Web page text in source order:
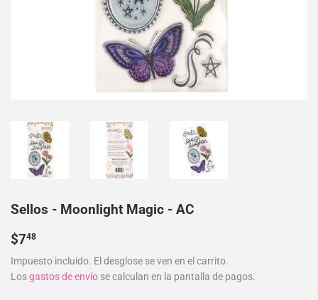
Sellos - Moonlight Magic - AC
$748
Impuesto incluído. El desglose se ven en el carrito.
Losgastos de envío se calculan en la pantalla de pagos.